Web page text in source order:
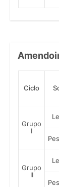
Ciclo
Grupo
I
Grupo
II